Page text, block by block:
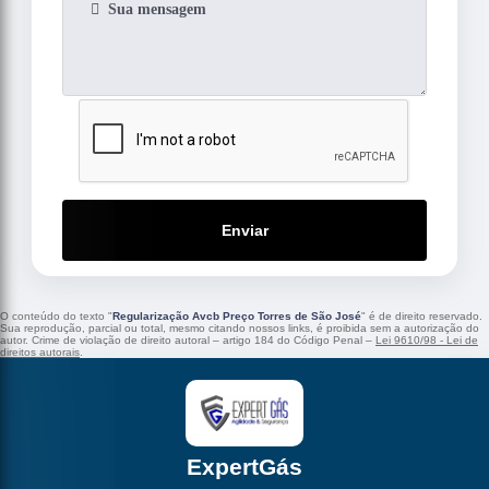
Enviar
O conteúdo do texto "Regularização Avcb Preço Torres de São José" é de direito reservado.
Sua reprodução, parcial ou total, mesmo citando nossos links, é proibida sem a autorização do
autor. Crime de violação de direito autoral – artigo 184 do Código Penal – Lei 9610/98 - Lei de
direitos autorais
ExpertGás